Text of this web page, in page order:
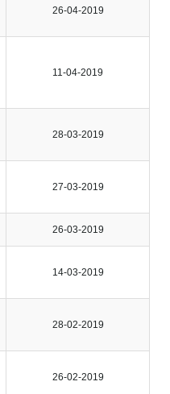
26-04-2019
11-04-2019
28-03-2019
27-03-2019
26-03-2019
14-03-2019
28-02-2019
26-02-2019